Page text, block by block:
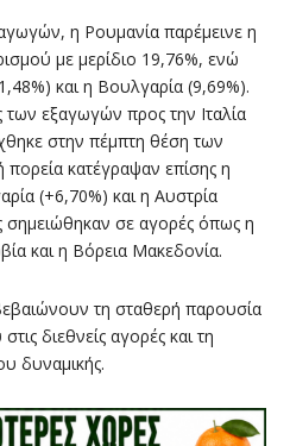
η Ρουμανία παρέμεινε η
με μερίδιο 19,76%, ενώ
και η Βουλγαρία (9,69%).
εξαγωγών προς την Ιταλία
στην πέμπτη θέση των
κατέγραψαν επίσης η
(+6,70%) και η Αυστρία
σημειώθηκαν σε αγορές όπως η
και η Βόρεια Μακεδονία.
τη σταθερή παρουσία
διεθνείς αγορές και τη
δυναμικής.